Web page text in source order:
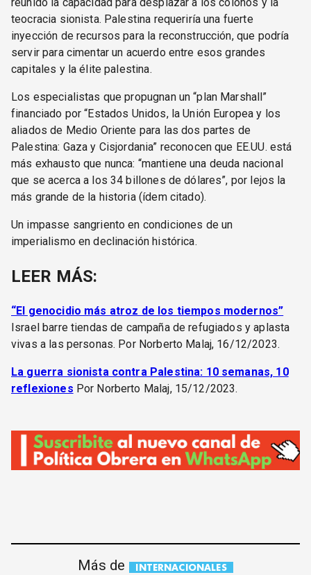
teocracia sionista. Palestina requeriría una fuerte
inyección de recursos para la reconstrucción, que podría
servir para cimentar un acuerdo entre esos grandes
capitales y la élite palestina.
Los especialistas que propugnan un “plan Marshall”
financiado por “Estados Unidos, la Unión Europea y los
aliados de Medio Oriente para las dos partes de
Palestina: Gaza y Cisjordania” reconocen que EE.UU. está
más exhausto que nunca: “mantiene una deuda nacional
que se acerca a los 34 billones de dólares”, por lejos la
más grande de la historia (ídem citado).
Un impasse sangriento en condiciones de un
imperialismo en declinación histórica.
LEER MÁS:
“El genocidio más atroz de los tiempos modernos”
Israel barre tiendas de campaña de refugiados y aplasta
vivas a las personas. Por Norberto Malaj, 16/12/2023.
La guerra sionista contra Palestina: 10 semanas, 10
reflexiones Por Norberto Malaj, 15/12/2023.
Más de INTERNACIONALES